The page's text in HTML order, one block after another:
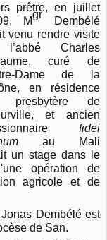
prêtre, en juillet
Mgr Dembélé
venu rendre visite
Charles
curé de
Dame de la
en résidence
presbytère de
et ancien
fidei
au Mali
un stage dans le
opération de
agricole et de
Jonas Dembélé est
de San.